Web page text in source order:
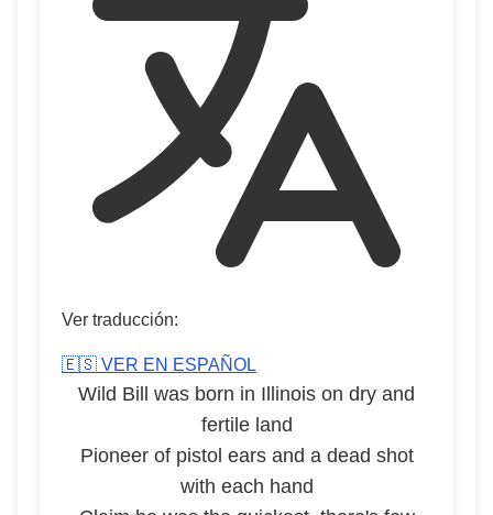
Ver traducción:
🇪🇸 VER EN ESPAÑOL
Wild Bill was born in Illinois on dry and
fertile land
Pioneer of pistol ears and a dead shot
with each hand